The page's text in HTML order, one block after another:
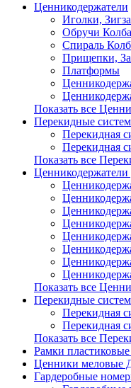
Ценникодержатели
Иголки,
Обручи
Cпираль
Прищепки,
Платформы
Показать все
Перекидные
Перекидная
Перекидная
Показать все
Показать все
Перекидные
Перекидная
Перекидная
Показать все
Рамки
Ценники
Гардеробные